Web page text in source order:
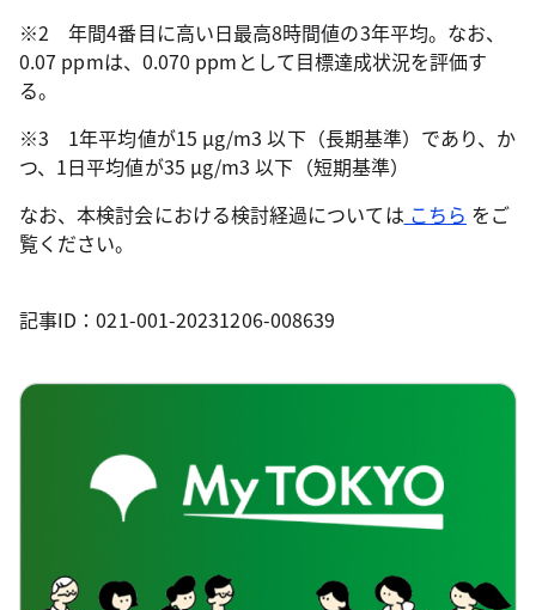
※2 年間4番目に高い日最高8時間値の3年平均。なお、
0.07 ppmは、0.070 ppmとして目標達成状況を評価す
る。
※3 1年平均値が15 µg/m3 以下（長期基準）であり、か
つ、1日平均値が35 µg/m3 以下（短期基準）
なお、本検討会における検討経過については こちら をご
覧ください。
記事ID：021-001-20231206-008639